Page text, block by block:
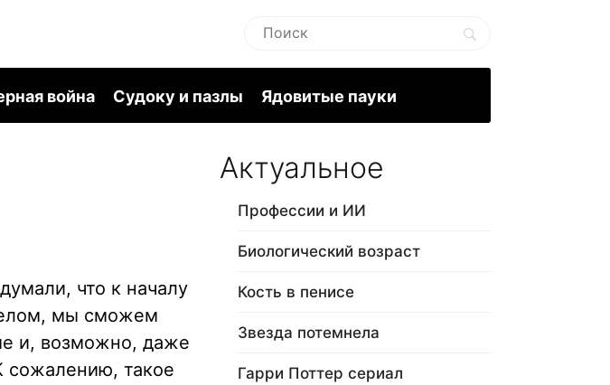
война Судоку и пазлы Ядовитые пауки
что к началу
мы сможем
и, возможно, даже
сожалению, такое
Актуальное
Профессии и ИИ
Биологический возраст
Кость в пенисе
Звезда потемнела
Гарри Поттер сериал